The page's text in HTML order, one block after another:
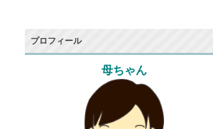
プロフィール
母ちゃん